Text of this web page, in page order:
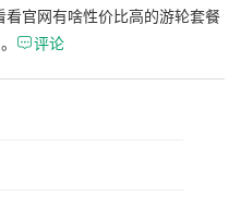
官网有啥性价比高的游轮套餐
评论